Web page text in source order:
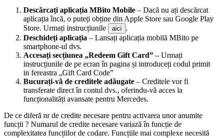
Descărcați aplicația MBito Mobile – Dacă nu ați descărcat
aplicația încă, o puteți obține din Apple Store sau Google Play
Store. Urmați instrucțiunile
aici
.
Deschideți aplicația – Lansați aplicația mobilă MBito pe
smartphone-ul dvs.
Accesați secțiunea „Redeem Gift Card” – Urmați
instrucțiunile de pe ecran în pagina și introduceți codul primit
in fereastra „Gift Card Code”
Bucurați-vă de creditele adăugate – Creditele vor fi
transferate direct în contul dvs., oferindu-vă acces la
funcționalități avansate pentru Mercedes.
De ce diferă nr de credite necesare pentru activarea unor anumite
funcții ? Numarul de credite necesare variază în funcție de
complexitatea funcțiilor de codare. Funcțiile mai complexe necesită